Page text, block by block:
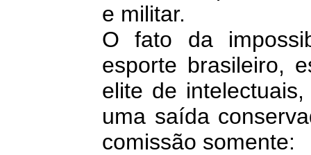
e militar.
O fato da
esporte brasileiro,
elite de
uma saída
comissão somente: